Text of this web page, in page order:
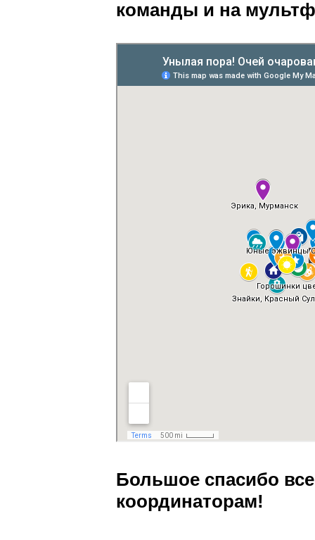
команды и на
Большое спасибо
координаторам!